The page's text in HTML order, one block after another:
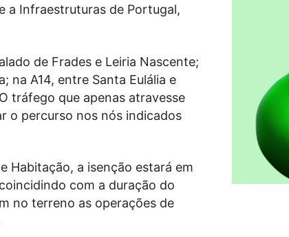
a Infraestruturas de Portugal,
de Frades e Leiria Nascente;
na A14, entre Santa Eulália e
tráfego que apenas atravesse
o percurso nos nós indicados
Habitação, a isenção estará em
com a duração do
no terreno as operações de